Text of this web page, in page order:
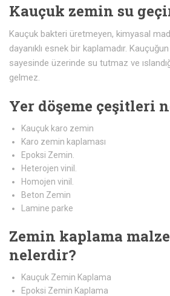
Kauçuk zemin su
Kauçuk bakteri üretmeyen, kimyasal
dayanıklı esnek bir kaplamadır.
sayesinde üzerinde su tutmaz ve
gelmez.
Yer döşeme çeşitleri
Kauçuk karo zemin
Karo zemin kaplaması
Epoksi Zemin.
Heterojen vinil.
Homojen vinil.
Beton Zemin
Lamine parke
Zemin kaplama
nelerdir?
Kauçuk Zemin Kaplama
Epoksi Zemin Kaplama